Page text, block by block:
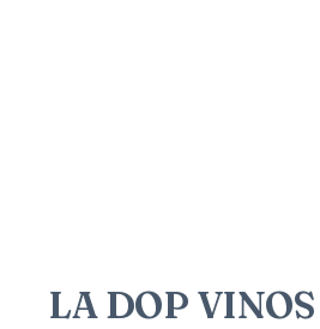
LA DOP